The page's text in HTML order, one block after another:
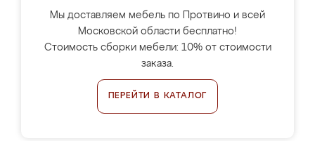
Мы доставляем мебель по Протвино и всей
Московской области бесплатно!
Стоимость сборки мебели: 10% от стоимости
заказа.
ПЕРЕЙТИ В КАТАЛОГ